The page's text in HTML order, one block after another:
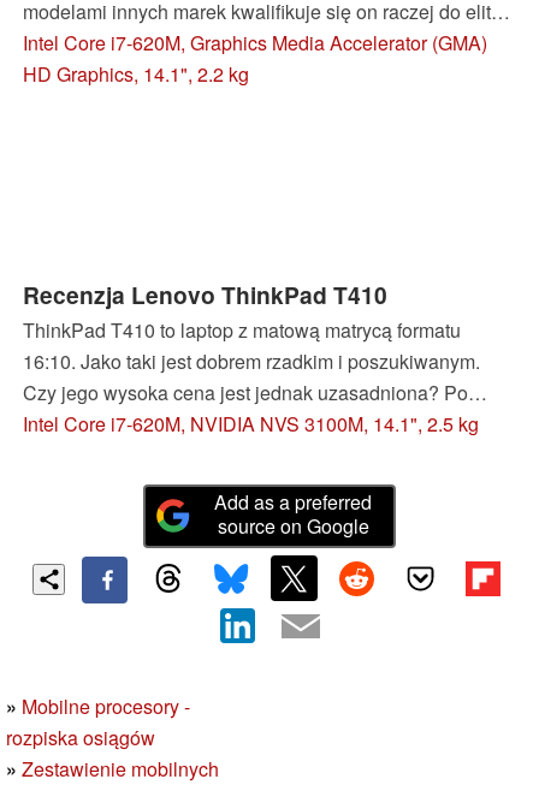
modelami innych marek kwalifikuje się on raczej do elity.
Szczególnie w przetestowanej konfiguracji, z szybkim,
dwurdzeniowym procesorem Core i7 oraz dyskiem SSD.
Intel Core i7-620M, Graphics Media Accelerator (GMA)
HD Graphics, 14.1", 2.2 kg
Recenzja Lenovo ThinkPad T410
ThinkPad T410 to laptop z matową matrycą formatu
16:10. Jako taki jest dobrem rzadkim i poszukiwanym.
Czy jego wysoka cena jest jednak uzasadniona? Po
zapoznaniu się z naszą recenzją odpowiedź na to pytanie
Intel Core i7-620M, NVIDIA NVS 3100M, 14.1", 2.5 kg
Add as a preferred
source on Google
» Mobilne procesory -
rozpiska osiągów
» Zestawienie mobilnych